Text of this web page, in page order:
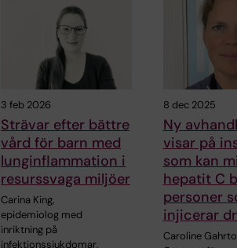
3 feb 2026
Strävar efter bättre
vård för barn med
lunginflammation i
resurssvaga miljöer
Carina King,
epidemiolog med
inriktning på
infektionssjukdomar,
8 dec 2025
Ny
visar på
som kan
hepatit C
personer
injicerar
Caroline